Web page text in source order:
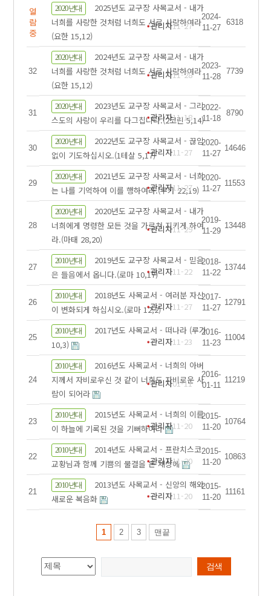
열
람
중
2020년대
2025년도 교구장 사목교서 - 내가
너희를 사랑한 것처럼 너희도 서로 사랑하여라
(요한 15,12)
관리자11-27
2024-
11-27
6318
32
2020년대
2024년도 교구장 사목교서 - 내가
너희를 사랑한 것처럼 너희도 서로 사랑하여라
(요한 15,12)
관리자11-28
2023-
11-28
7739
31
2020년대
2023년도 교구장 사목교서 - 그리
스도의 사랑이 우리를 다그칩니다.(2코린 5,14)
관리자11-18
2022-
11-18
8790
30
2020년대
2022년도 교구장 사목교서 - 끊임
없이 기도하십시오.(1테살 5,17)관리자11-27
2020-
11-27
14646
29
2020년대
2021년도 교구장 사목교서 - 너희
는 나를 기억하여 이를 행하여라.(루카 22,19)
관리자11-27
2020-
11-27
11553
28
2020년대
2020년도 교구장 사목교서 - 내가
너희에게 명령한 모든 것을 가르쳐 지키게 하여
라.(마태 28,20)
관리자11-29
2019-
11-29
13448
27
2010년대
2019년도 교구장 사목교서 - 믿음
은 들음에서 옵니다.(로마 10,17)관리자11-22
2018-
11-22
13744
26
2010년대
2018년도 사목교서 - 여러분 자신
이 변화되게 하십시오.(로마 12,2)관리자11-27
2017-
11-27
12791
25
2010년대
2017년도 사목교서 - 떠나라 (루가
10,3)
관리자11-23
2016-
11-23
11004
24
2010년대
2016년도 사목교서 - 너희의 아버
지께서 자비로우신 것 같이 너희도 자비로운 사
람이 되어라
관리자01-11
2016-
01-11
11219
23
2010년대
2015년도 사목교서 - 너희의 이름
이 하늘에 기록된 것을 기뻐하여라
관리자11-20
2015-
11-20
10764
22
2010년대
2014년도 사목교서 - 프란치스코
교황님과 함께 기쁨의 물결을 온 세상에
관리자11-20
2015-
11-20
10863
21
2010년대
2013년도 사목교서 - 신앙의 해와
새로운 복음화
관리자11-20
2015-
11-20
11161
1 2 3 맨끝